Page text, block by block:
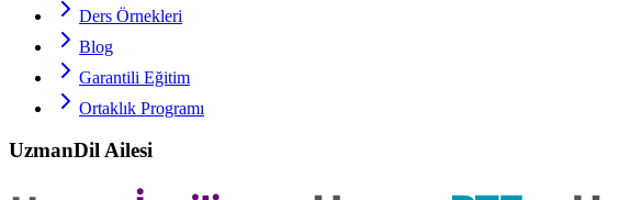
Ders Örnekleri
Blog
Garantili Eğitim
Ortaklık Programı
UzmanDil Ailesi